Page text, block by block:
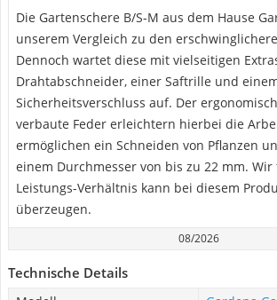
Die Gartenschere B/S-M aus dem Hause
unserem Vergleich zu den
Dennoch wartet diese mit vielseitigen
Drahtabschneider, einer Saftrille und
Sicherheitsverschluss auf. Der
verbaute Feder erleichtern hierbei die
ermöglichen ein Schneiden von Pflanzen
einem Durchmesser von bis zu 22 mm. Wir
Leistungs-Verhältnis kann bei diesem
überzeugen.
08/2026
Technische Details